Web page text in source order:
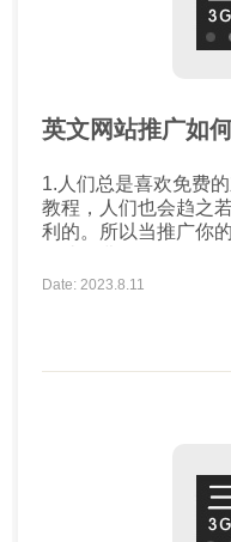
英文网站推广如
1.人们总是喜欢免费
教程，人们也会趋之
利的。所以当推广你
阅列表的人。 2.如果你的网站在推广产品，可以免费
提供一些试用产品，
和评价，这些客户评
某一领域内的权威地...
Date: 2023.8.11